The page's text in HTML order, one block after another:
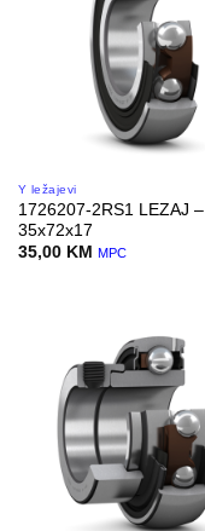
Y ležajevi
1726207-2RS1 LEZAJ –
35x72x17
35,00 KM MPC